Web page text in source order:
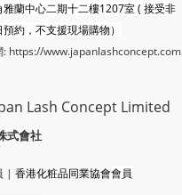
雅蘭中心二期十二樓1207室 ( 接受非
約，不支援現場購物）
: https://www.japanlashconcept.com
Lash Concept Limited
式會社
| 香港化粧品同業協會會員